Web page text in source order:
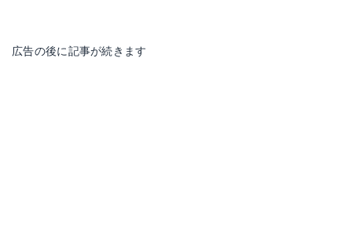
広告の後に記事が続きます